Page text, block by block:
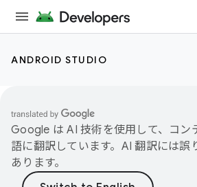
ANDROID STUDIO
Google は AI 技術を使用して、コン
語に翻訳しています。AI 翻訳には誤
あります。